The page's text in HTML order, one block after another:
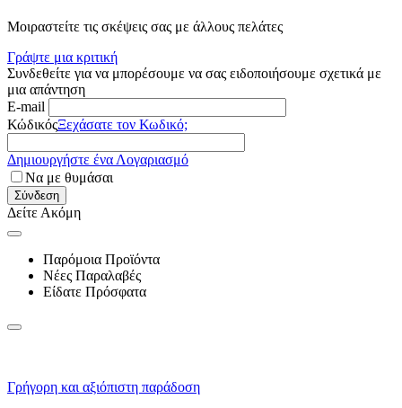
Μοιραστείτε τις σκέψεις σας με άλλους πελάτες
Γράψτε μια κριτική
Συνδεθείτε για να μπορέσουμε να σας ειδοποιήσουμε σχετικά με
μια απάντηση
E-mail
ΚώδικόςΞεχάσατε τον Κωδικό;
Δημιουργήστε ένα Λογαριασμό
Να με θυμάσαι
Σύνδεση
Δείτε Ακόμη
Παρόμοια Προϊόντα
Νέες Παραλαβές
Είδατε Πρόσφατα
Γρήγορη και αξιόπιστη παράδοση